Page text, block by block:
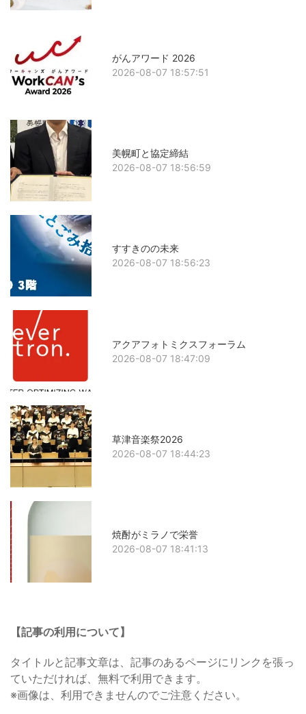
がんアワード 2026
2026-08-07 18:57:51
美幌町と協定締結
2026-08-07 18:56:59
すすきのの未来
2026-08-07 18:56:23
アクアフォトミクスフォーラム
2026-08-07 18:47:09
草津音楽祭2026
2026-08-07 18:44:23
焼酎がミラノで栄誉
2026-08-07 18:41:13
【記事の利用について】
タイトルと記事文章は、記事のあるページにリンクを張っ
ていただければ、無料で利用できます。
※画像は、利用できませんのでご注意ください。